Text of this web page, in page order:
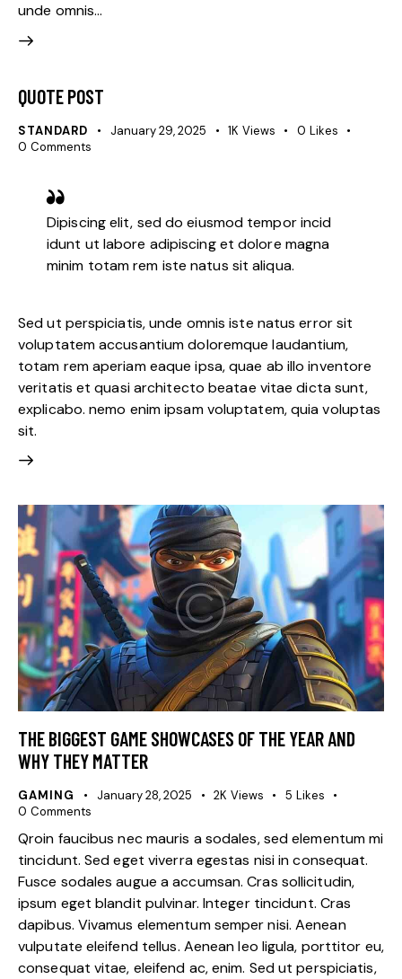
unde omnis…
QUOTE POST
STANDARD January 29, 2025 1K Views 0 Likes
0 Comments
Dipiscing elit, sed do eiusmod tempor incid
idunt ut labore adipiscing et dolore magna
minim totam rem iste natus sit aliqua.
Sed ut perspiciatis, unde omnis iste natus error sit
voluptatem accusantium doloremque laudantium,
totam rem aperiam eaque ipsa, quae ab illo inventore
veritatis et quasi architecto beatae vitae dicta sunt,
explicabo. nemo enim ipsam voluptatem, quia voluptas
sit.
THE BIGGEST GAME SHOWCASES OF THE YEAR AND
WHY THEY MATTER
GAMING January 28, 2025 2K Views 5 Likes
0 Comments
Qroin faucibus nec mauris a sodales, sed elementum mi
tincidunt. Sed eget viverra egestas nisi in consequat.
Fusce sodales augue a accumsan. Cras sollicitudin,
ipsum eget blandit pulvinar. Integer tincidunt. Cras
dapibus. Vivamus elementum semper nisi. Aenean
vulputate eleifend tellus. Aenean leo ligula, porttitor eu,
consequat vitae, eleifend ac, enim. Sed ut perspiciatis,